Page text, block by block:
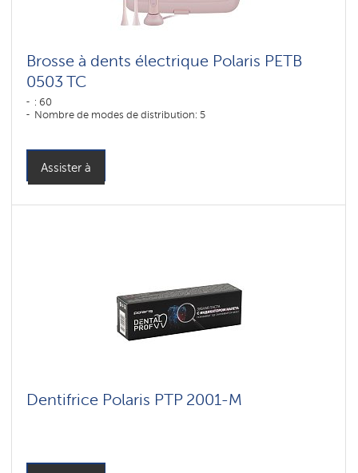
Brosse à dents électrique Polaris PETB
0503 TC
: 60
Nombre de modes de distribution: 5
Assister à
Dentifrice Polaris PTP 2001-M